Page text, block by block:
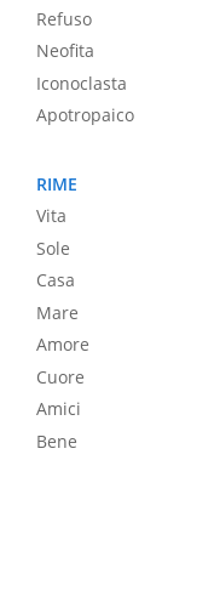
Refuso
Neofita
Iconoclasta
Apotropaico
RIME
Vita
Sole
Casa
Mare
Amore
Cuore
Amici
Bene